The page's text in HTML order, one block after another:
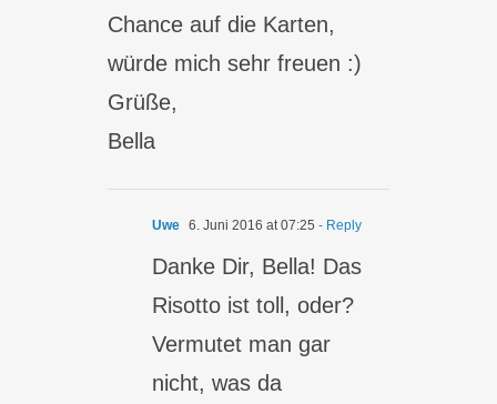
Chance auf die Karten,
würde mich sehr freuen :)
Grüße,
Bella
Uwe 6. Juni 2016 at 07:25 - Reply
Danke Dir, Bella! Das
Risotto ist toll, oder?
Vermutet man gar
nicht, was da